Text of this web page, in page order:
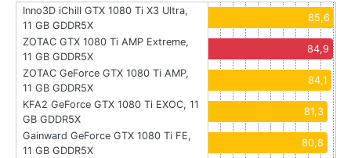
Inno3D iChill GTX 1080 Ti X3 Ultra,
11 GB GDDR5X
85,6
ZOTAC GTX 1080 Ti AMP Extreme,
11 GB GDDR5X
84,9
ZOTAC GeForce GTX 1080 Ti AMP,
11 GB GDDR5X
84,1
KFA2 GeForce GTX 1080 Ti EXOC, 11
GB GDDR5X
81,3
Gainward GeForce GTX 1080 Ti FE,
11 GB GDDR5X
80,8